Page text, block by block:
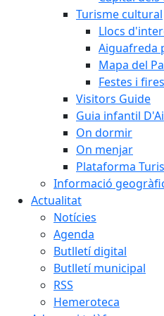
Turisme cultural
Llocs
Aiguafreda
Mapa del
Festes i fires
Visitors Guide
Guia infantil
On dormir
On menjar
Plataforma
Informació
Actualitat
Notícies
Agenda
Butlletí digital
Butlletí municipal
RSS
Hemeroteca